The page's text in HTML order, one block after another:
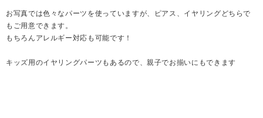
お写真では色々なパーツを使っていますが、ピアス、イヤリングどちらで
もご用意できます。
もちろんアレルギー対応も可能です！
キッズ用のイヤリングパーツもあるので、親子でお揃いにもできます